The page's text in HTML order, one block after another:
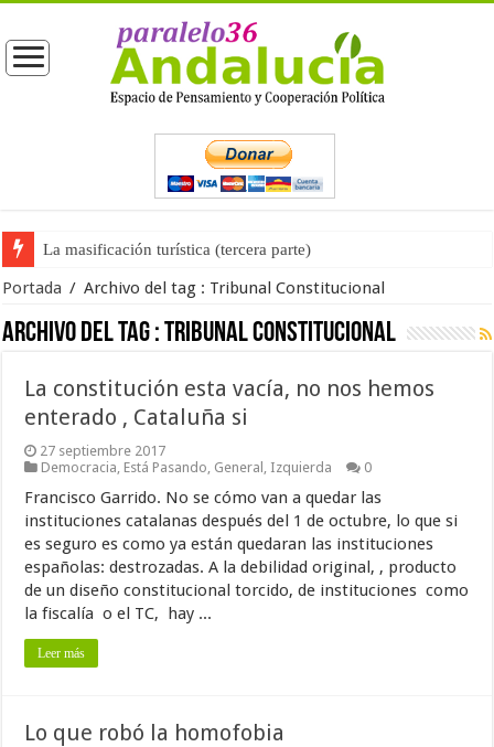
La masificación turística (tercera parte)
Portada / Archivo del tag : Tribunal Constitucional
Archivo del tag :Tribunal Constitucional
La constitución esta vacía, no nos hemos
enterado , Cataluña si
27 septiembre 2017
Democracia, Está Pasando, General , Izquierda 0
Francisco Garrido. No se cómo van a quedar las
instituciones catalanas después del 1 de octubre, lo que si
es seguro es como ya están quedaran las instituciones
españolas: destrozadas. A la debilidad original, , producto
de un diseño constitucional torcido, de instituciones como
la fiscalía o el TC, hay ...
Leer más
Lo que robó la homofobia